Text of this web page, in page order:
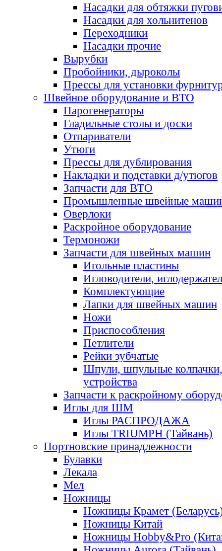
Насадки для обтяжки
Насадки для хольнитенов
Переходники
Насадки прочие
Вырубки
Пробойники, дыроколы
Прессы для установки
Швейное оборудование и ВТО
Парогенераторы
Гладильные столы и доски
Отпариватели
Утюги
Прессы для дублирования
Накладки и подставки д/утюгов
Запчасти для ВТО
Промышленные швейные
Оверлоки
Раскройное оборудование
Термоножи
Запчасти для швейных машин
Игольные пластины
Игловодители,
Комплектующие
Лапки для швейных машин
Ножи
Приспособления
Петлители
Рейки зубчатые
Шпули, шпульные
устройства
Запчасти к раскройному
Иглы для ШМ
Иглы РАСПРОДАЖА
Иглы TRIUMPH (Тайвань)
Портновские принадлежности
Булавки
Лекала
Мел
Ножницы
Ножницы Крамет
Ножницы Китай
Ножницы Hobby&Pro